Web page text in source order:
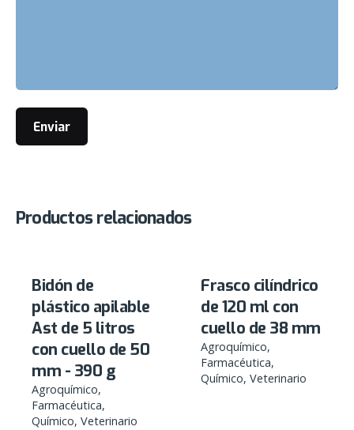
Productos relacionados
Bidón de
plástico apilable
Ast de 5 litros
con cuello de 50
mm - 390 g
Agroquímico
Farmacéutica
Químico Veterinario
Frasco cilíndrico
de 120 ml con
cuello de 38 mm
Agroquímico
Farmacéutica
Químico Veterinario